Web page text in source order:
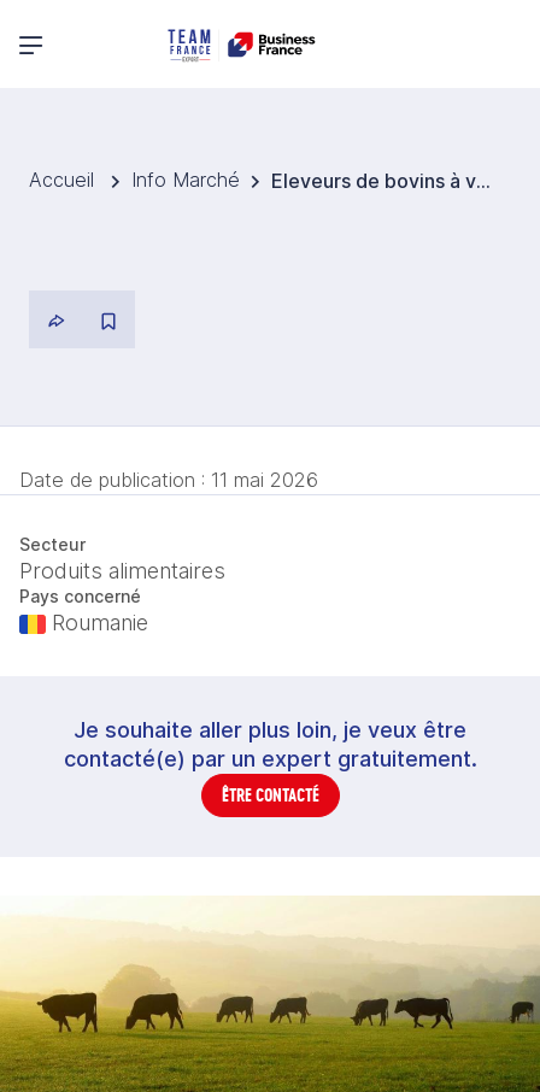
Menu principal
Accueil Info Marché Eleveurs de bovins à viande en Roumanie : un marché dont la production a augmenté de +23 % en un an
Date de publication : 11 mai 2026
Secteur
Produits alimentaires
Pays concerné
Roumanie
Je souhaite aller plus loin, je veux être
contacté(e) par un expert gratuitement.
ÊTRE CONTACTÉ